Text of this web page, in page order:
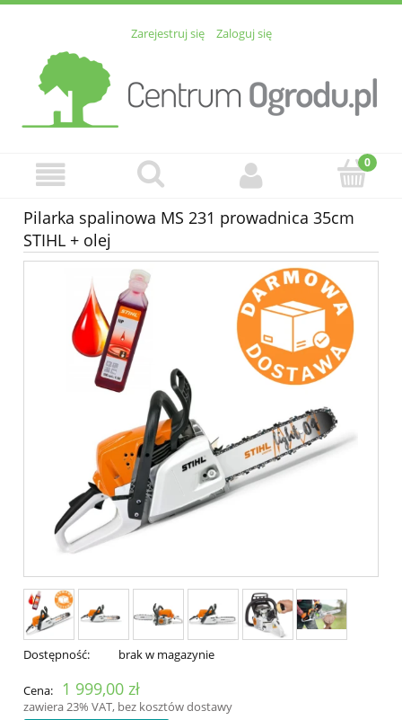
Zarejestruj się Zaloguj się
Pilarka spalinowa MS 231 prowadnica 35cm
STIHL + olej
Dostępność: brak w magazynie
Cena: 1 999,00 zł
zawiera 23% VAT, bez kosztów dostawy